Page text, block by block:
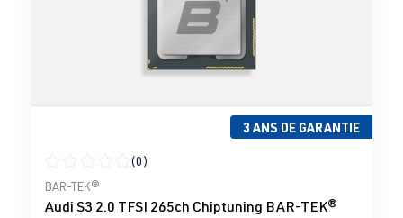
3 ANS DE GARANTIE
Note moyenne de 0 sur 5 étoiles
(0)
BAR-TEK®
Audi S3 2.0 TFSI 265ch Chiptuning BAR-TEK®